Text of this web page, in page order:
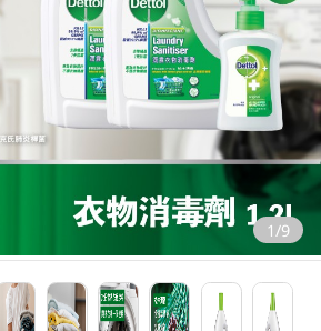
1/9